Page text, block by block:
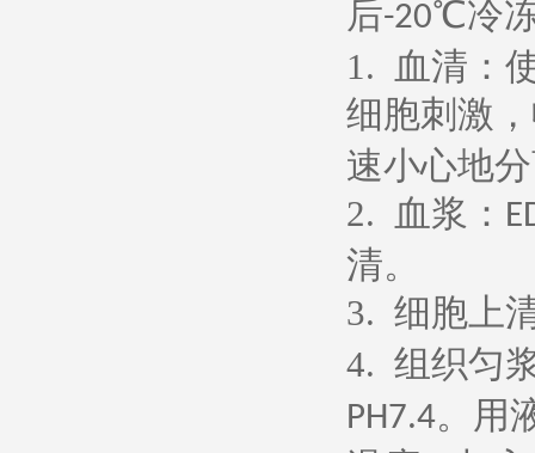
后-20℃冷
1.
血清：
细胞刺激
速小心地
2.
血浆：
清。
3. 细胞上
4. 组织匀
PH7.4。用